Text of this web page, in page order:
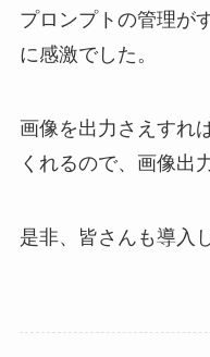
プロンプトの管理が
に感激でした。
画像を出力さえすれ
くれるので、画像出
是非、皆さんも導入